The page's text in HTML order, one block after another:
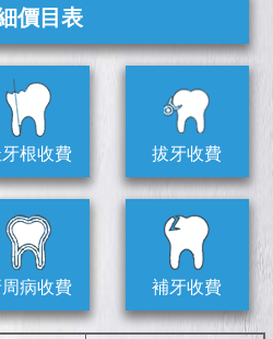
價目表
根收費 拔牙收費
周病收費 補牙收費